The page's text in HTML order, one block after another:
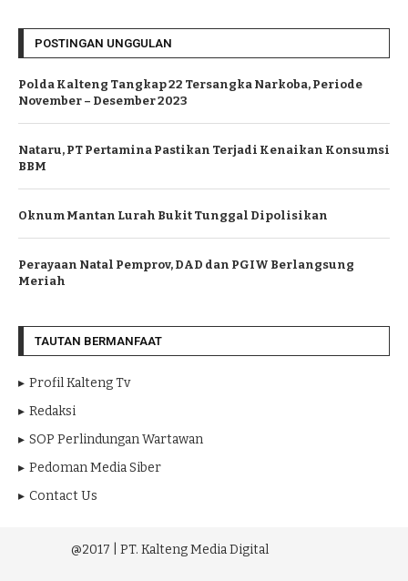
POSTINGAN UNGGULAN
Polda Kalteng Tangkap 22 Tersangka Narkoba, Periode
November – Desember 2023
Nataru, PT Pertamina Pastikan Terjadi Kenaikan Konsumsi
BBM
Oknum Mantan Lurah Bukit Tunggal Dipolisikan
Perayaan Natal Pemprov, DAD dan PGIW Berlangsung
Meriah
TAUTAN BERMANFAAT
Profil Kalteng Tv
Redaksi
SOP Perlindungan Wartawan
Pedoman Media Siber
Contact Us
@2017 | PT. Kalteng Media Digital